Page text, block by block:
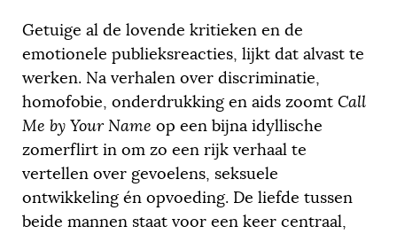
Getuige al de lovende kritieken en de
emotionele publieksreacties, lijkt dat alvast te
werken. Na verhalen over discriminatie,
homofobie, onderdrukking en aids zoomt Call
Me by Your Name op een bijna idyllische
zomerflirt in om zo een rijk verhaal te
vertellen over gevoelens, seksuele
ontwikkeling én opvoeding. De liefde tussen
beide mannen staat voor een keer centraal,